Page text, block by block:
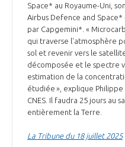
NOS RÉSEAUX À
COMITÉ AERO PME
STARTAIR
COMMISSIONS ET COMITÉS
LES PROGRAMMES DU GIFAS
UN ÉCOSYSTÈME INTÉGRÉ ET
POURQUOI DEVENIR MEMBRE ?
LA MÉDIATION
LA MÉDIATION DANS LA
LE MÉDIATEUR DE LA FILIÈRE
CLIENTS
LE SALON DU BOURGET
Space* au Royaume-Uni,
Airbus Defence and
par Capgemini*. «
qui traverse l'atmosphère
sol et revenir vers le
décomposée et le spectre
estimation de la
étudiée », explique
CNES. Il faudra 25 jours au
entièrement la Terre.
La Tribune du 18 juillet 2025
Découvrez les
Rencontres,